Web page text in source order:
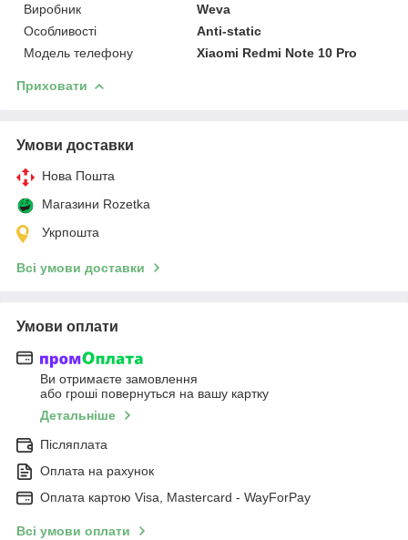
Виробник
Weva
Особливості
Anti-static
Модель телефону
Xiaomi Redmi Note 10 Pro
Приховати
Умови доставки
Нова Пошта
Магазини Rozetka
Укрпошта
Всі умови доставки
Умови оплати
Ви отримаєте замовлення
або гроші повернуться на вашу картку
Детальніше
Післяплата
Оплата на рахунок
Оплата картою Visa, Mastercard - WayForPay
Всі умови оплати